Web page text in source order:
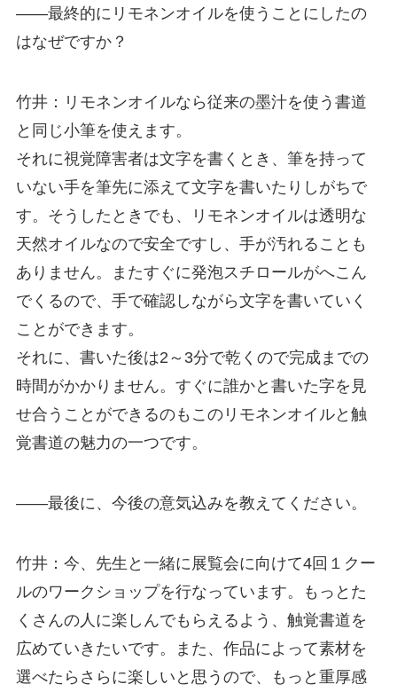
――最終的にリモネンオイルを使うことにしたの
はなぜですか？
竹井：リモネンオイルなら従来の墨汁を使う書道
と同じ小筆を使えます。
それに視覚障害者は文字を書くとき、筆を持って
いない手を筆先に添えて文字を書いたりしがちで
す。そうしたときでも、リモネンオイルは透明な
天然オイルなので安全ですし、手が汚れることも
ありません。またすぐに発泡スチロールがへこん
でくるので、手で確認しながら文字を書いていく
ことができます。
それに、書いた後は2～3分で乾くので完成までの
時間がかかりません。すぐに誰かと書いた字を見
せ合うことができるのもこのリモネンオイルと触
覚書道の魅力の一つです。
――最後に、今後の意気込みを教えてください。
竹井：今、先生と一緒に展覧会に向けて4回１クー
ルのワークショップを行なっています。もっとた
くさんの人に楽しんでもらえるよう、触覚書道を
広めていきたいです。また、作品によって素材を
選べたらさらに楽しいと思うので、もっと重厚感